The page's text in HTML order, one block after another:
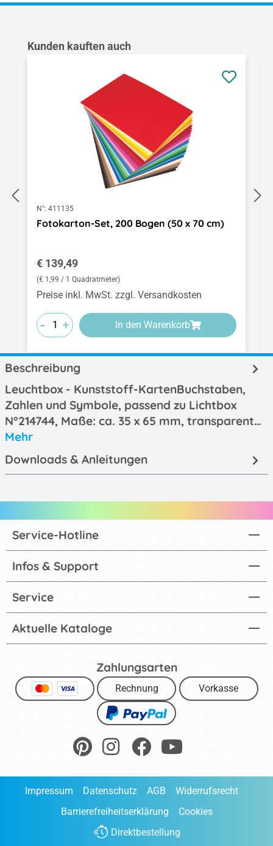
Produktgalerie überspringen
Kunden kauften auch
N°: 411135
Fotokarton-Set, 200 Bogen (50 x 70 cm)
Regulärer Preis:
€ 139,49
(€ 1,99 / 1 Quadratmeter)
Preise inkl. MwSt. zzgl. Versandkosten
-
-
- +
+
+ In den Warenkorb
Beschreibung
Leuchtbox - Kunststoff-KartenBuchstaben,
Zahlen und Symbole, passend zu Lichtbox
N°214744, Maße: ca. 35 x 65 mm, transparent…
Mehr
Downloads & Anleitungen
Aktuelle Kataloge
Service-Hotline
Infos & Support
Service
Zahlungsarten
Rechnung Vorkasse
Impressum Datenschutz AGB
Widerrufsrecht
Barrierefreiheitserklärung
Cookies
Direktbestellung